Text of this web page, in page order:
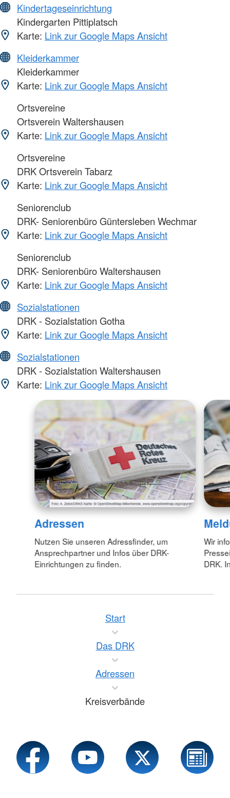
Kindertageseinrichtung
Kindergarten Pittiplatsch
Karte: Link zur Google Maps Ansicht
Kleiderkammer
Kleiderkammer
Karte: Link zur Google Maps Ansicht
Ortsvereine
Ortsverein Waltershausen
Karte: Link zur Google Maps Ansicht
Ortsvereine
DRK Ortsverein Tabarz
Karte: Link zur Google Maps Ansicht
Seniorenclub
DRK- Seniorenbüro Güntersleben Wechmar
Karte: Link zur Google Maps Ansicht
Seniorenclub
DRK- Seniorenbüro Waltershausen
Karte: Link zur Google Maps Ansicht
Sozialstationen
DRK - Sozialstation Gotha
Karte: Link zur Google Maps Ansicht
Sozialstationen
DRK - Sozialstation Waltershausen
Karte: Link zur Google Maps Ansicht
Adressen
Nutzen Sie unseren Adressfinder, um
Ansprechpartner und Infos über DRK-
Einrichtungen zu finden.
Wir
DRK.
Start
Das DRK
Adressen
Kreisverbände